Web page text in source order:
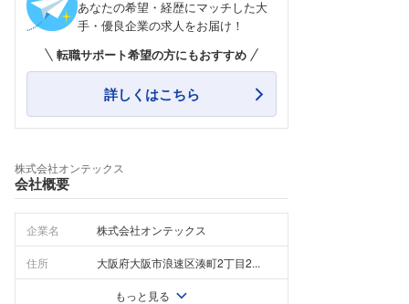
あなたの希望・経歴にマッチした大
手・優良企業の求人をお届け！
転職サポート希望の方にもおすすめ
詳しくはこちら
株式会社オンテックス
会社概要
企業名 株式会社オンテックス
住所 大阪府大阪市浪速区湊町2丁目2...
もっと見る